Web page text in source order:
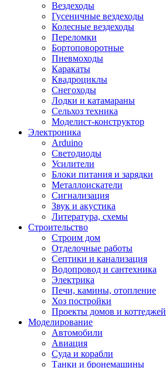
Вездеходы
Гусеничные вездеходы
Колесные вездеходы
Переломки
Бортоповоротные
Пневмоходы
Каракаты
Квадроциклы
Снегоходы
Лодки и катамараны
Сельхоз техника
Моделист-конструктор
Электроника
Arduino
Светодиоды
Усилители
Блоки питания и зарядки
Металлоискатели
Сигнализация
Звук и акустика
Литература, схемы
Строительство
Строим дом
Отделочные работы
Септики и канализация
Водопровод и сантехника
Электрика
Печи, камины, отопление
Хоз постройки
Проекты домов и коттеджей
Моделирование
Автомобили
Авиация
Суда и корабли
Танки и бронемашины